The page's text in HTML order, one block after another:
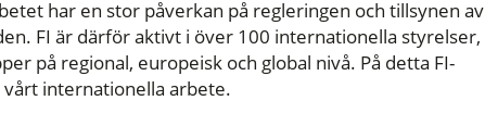
har en stor påverkan på regleringen och tillsynen av
FI är därför aktivt i över 100 internationella styrelser,
på regional, europeisk och global nivå. På detta FI-
internationella arbete.